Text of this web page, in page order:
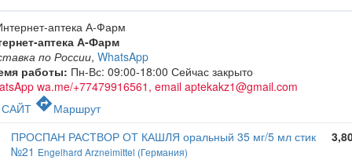
аптека А-Фарм
по России, WhatsApp
работы: Пн-Вс: 09:00-18:00 Сейчас закрыто
wa.me/+77479916561, email aptekakz1@gmail.com
САЙТ directionsМаршрут
ПРОСПАН РАСТВОР ОТ КАШЛЯ оральный 35 мг/5 мл стик
№21 Engelhard Arzneimittel (Германия)